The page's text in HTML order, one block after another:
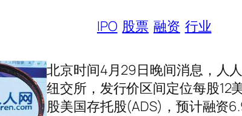
IPO 股票 融资 行业
北京时间4月29日晚间消息，人
纽交所，发行价区间定位每股12
股美国存托股(ADS)，预计融资